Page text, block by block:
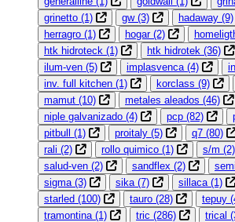
grinetto (1) gw (3) hadaway (9)
herragro (1) hogar (2)
htk hidroteck (1) htk hidrotek (36)
ilum-ven (5) implasvenca (4)
inv. full kitchen (1) korclass (9)
mamut (10) metales aleados (46)
niple galvanizado (4) pcp (82)
pitbull (1) proitaly (5) q7 (80)
rali (2) rollo quimico (1) s/m (2)
salud-ven (2) sandflex (2)
sigma (3) sika (7) sillaca (1)
starled (100) tauro (28) tepuy
tramontina (1) tric (286) trical